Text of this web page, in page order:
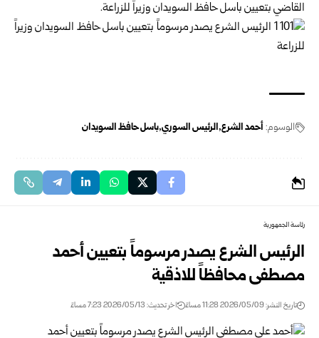
القاضي بتعيين باسل حافظ السويدان وزيراً للزراعة.
الوسوم: أحمد الشرع الرئيس السوري باسل حافظ السويدان
رئاسة الجمهورية
الرئيس الشرع يصدر مرسوماً بتعيين أحمد
مصطفى محافظاً للاذقية
تاريخ النشر: 2026/05/09 11:28 مساءً اخر تحديث: 2026/05/13 7:23 مساءً